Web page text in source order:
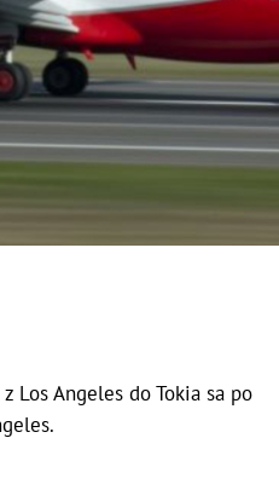
Los Angeles do Tokia sa po